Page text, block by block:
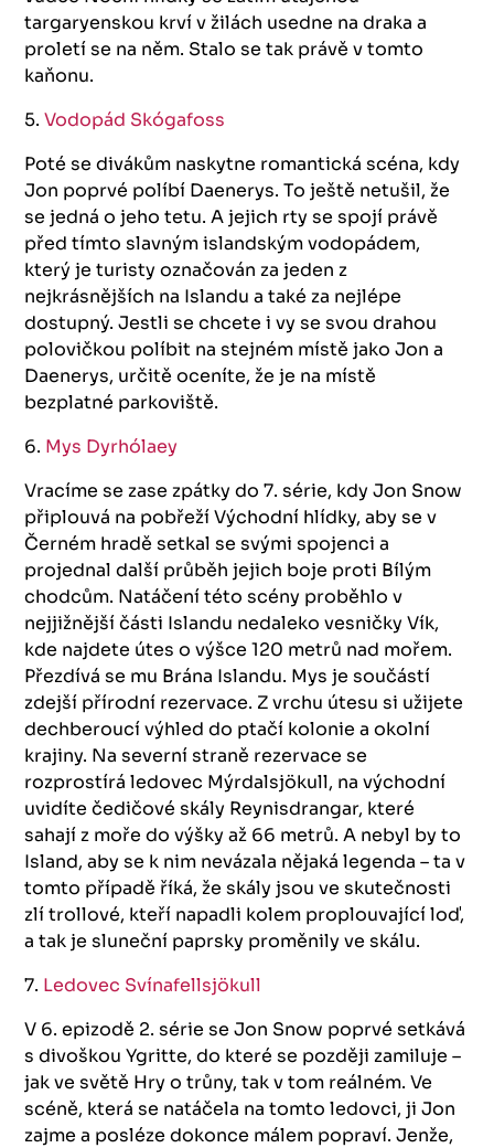
targaryenskou krví v žilách usedne na draka a
proletí se na něm. Stalo se tak právě v tomto
kaňonu.
5.Vodopád Skógafoss
Poté se divákům naskytne romantická scéna, kdy
Jon poprvé políbí Daenerys. To ještě netušil, že
se jedná o jeho tetu. A jejich rty se spojí právě
před tímto slavným islandským vodopádem,
který je turisty označován za jeden z
nejkrásnějších na Islandu a také za nejlépe
dostupný. Jestli se chcete i vy se svou drahou
polovičkou políbit na stejném místě jako Jon a
Daenerys, určitě oceníte, že je na místě
bezplatné parkoviště.
6. Mys Dyrhólaey
Vracíme se zase zpátky do 7. série, kdy Jon Snow
připlouvá na pobřeží Východní hlídky, aby se v
Černém hradě setkal se svými spojenci a
projednal další průběh jejich boje proti Bílým
chodcům. Natáčení této scény proběhlo v
nejjižnější části Islandu nedaleko vesničky Vík,
kde najdete útes o výšce 120 metrů nad mořem.
Přezdívá se mu Brána Islandu. Mys je součástí
zdejší přírodní rezervace. Z vrchu útesu si užijete
dechberoucí výhled do ptačí kolonie a okolní
krajiny. Na severní straně rezervace se
rozprostírá ledovec Mýrdalsjökull, na východní
uvidíte čedičové skály Reynisdrangar, které
sahají z moře do výšky až 66 metrů. A nebyl by to
Island, aby se k nim nevázala nějaká legenda – ta v
tomto případě říká, že skály jsou ve skutečnosti
zlí trollové, kteří napadli kolem proplouvající loď,
a tak je sluneční paprsky proměnily ve skálu.
7. Ledovec Svínafellsjökull
V 6. epizodě 2. série se Jon Snow poprvé setkává
s divoškou Ygritte, do které se později zamiluje –
jak ve světě Hry o trůny, tak v tom reálném. Ve
scéně, která se natáčela na tomto ledovci, ji Jon
zajme a posléze dokonce málem popraví. Jenže,